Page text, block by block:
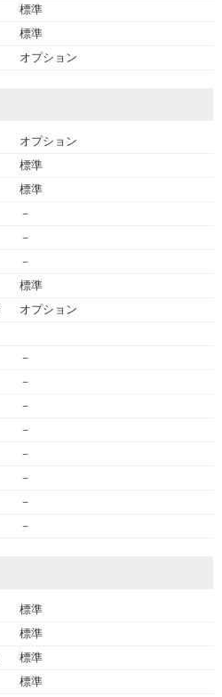
標準
標準
オプション
オプション
標準
標準
－
－
－
標準
オプション
－
－
－
－
－
－
－
－
標準
標準
標準
標準